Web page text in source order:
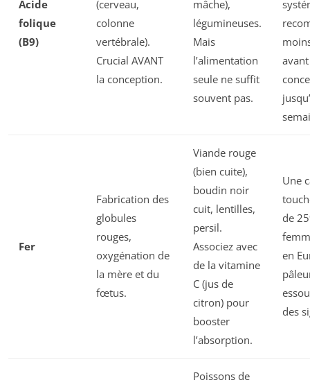
Acide
folique
(B9)
(cerveau,
colonne
vertébrale).
Crucial AVANT
la conception.
mâche),
légumineuses.
Mais
l’alimentation
seule ne suffit
souvent pas.
Fer
Fabrication des
globules
rouges,
oxygénation de
la mère et du
fœtus.
Viande rouge
(bien cuite),
boudin noir
cuit, lentilles,
persil.
Associez avec
de la vitamine
C (jus de
citron) pour
booster
l’absorption.
Une
de
en
des
Poissons de